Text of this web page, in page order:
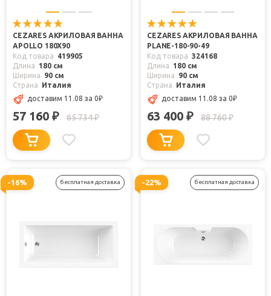
CEZARES АКРИЛОВАЯ ВАННА
APOLLO 180X90
Код товара
419905
Длина
180 см
Ширина
90 см
Страна
Италия
доставим 11.08 за 0₽
57 160 ₽ 65 734₽
CEZARES АКРИЛОВАЯ ВАННА
PLANE-180-90-49
Код товара 324168
Длина
180 см
Ширина
90 см
Страна
Италия
доставим 11.08 за 0₽
63 400 ₽ 88 760₽
-16% бесплатная доставка -22% бесплатная доставка